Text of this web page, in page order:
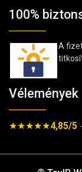
100%
A
Vélemények
★★★★★4,85/5